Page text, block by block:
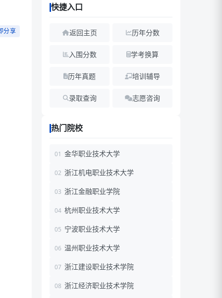
分享
快捷入口
返回主页 历年分数
入围分数 学考换算
历年真题 培训辅导
录取查询 志愿咨询
热门院校
金华职业技术大学
浙江机电职业技术大学
浙江金融职业学院
杭州职业技术大学
宁波职业技术大学
温州职业技术大学
浙江建设职业技术学院
浙江经济职业技术学院